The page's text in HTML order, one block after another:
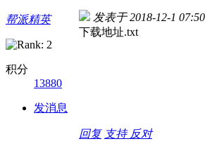
帮派精英
积分
13880
发消息
发表于 2018-12-1
下载地址.txt
回复 支持 反对